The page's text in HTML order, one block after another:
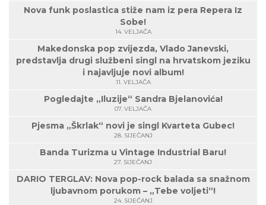
Nova funk poslastica stiže nam iz pera Repera Iz
Sobe!
14. VELJAČA
Makedonska pop zvijezda, Vlado Janevski,
predstavlja drugi službeni singl na hrvatskom jeziku
i najavljuje novi album!
11. VELJAČA
Pogledajte „Iluzije“ Sandra Bjelanovića!
07. VELJAČA
Pjesma „Škrlak“ novi je singl Kvarteta Gubec!
28. SIJEČANJ
Banda Turizma u Vintage Industrial Baru!
27. SIJEČANJ
DARIO TERGLAV: Nova pop-rock balada sa snažnom
ljubavnom porukom – „Tebe voljeti“!
24. SIJEČANJ